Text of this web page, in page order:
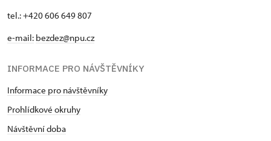
tel.: +420 606 649 807
e-mail: bezdez@npu.cz
INFORMACE PRO NÁVŠTĚVNÍKY
Informace pro návštěvníky
Prohlídkové okruhy
Návštěvní doba